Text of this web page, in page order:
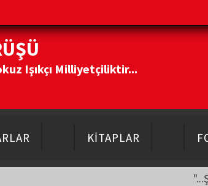
Işıkçı Milliyetçiliktir...
KİTAPLAR